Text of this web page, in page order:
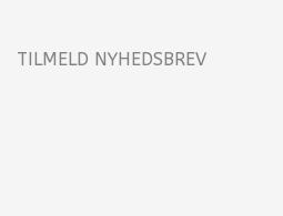
TILMELD NYHEDSBREV